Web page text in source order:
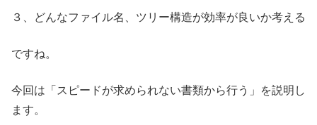
３、どんなファイル名、ツリー構造が効率が良いか考える
ですね。
今回は「スピードが求められない書類から行う」を説明し
ます。